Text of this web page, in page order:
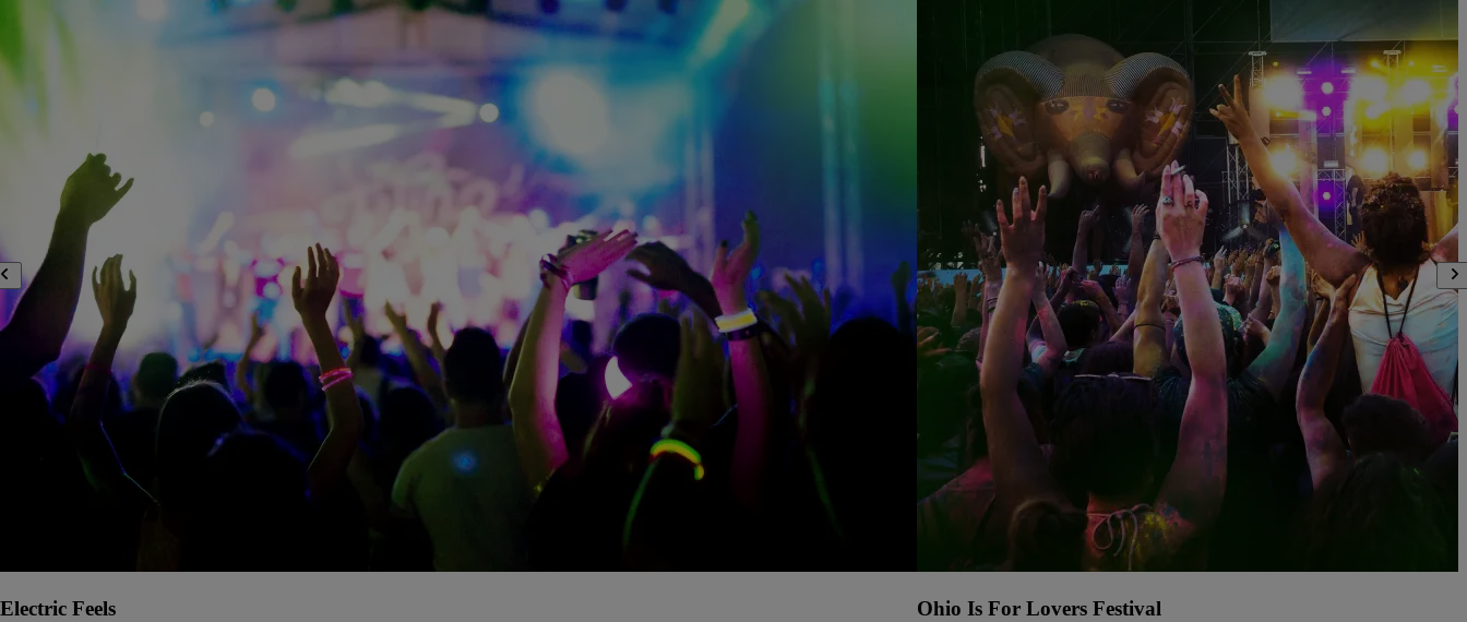
Electric Feels Ohio Is For Lovers Festival